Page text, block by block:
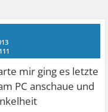
111
mir ging es letzte
PC anschaue und